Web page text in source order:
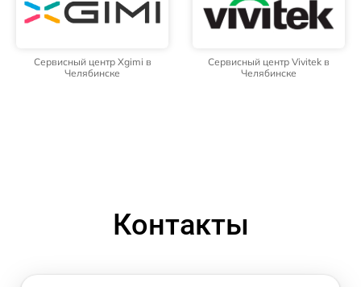
Сервисный центр Xgimi в
Челябинске
Сервисный центр Vivitek в
Челябинске
Контакты